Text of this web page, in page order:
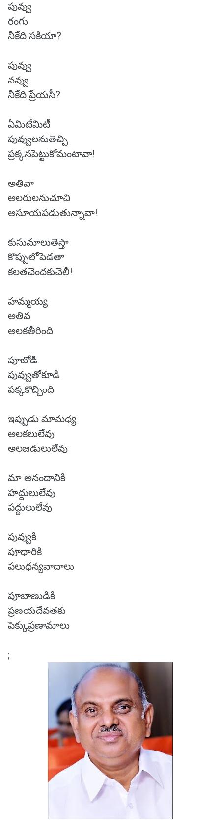
పువ్వు
రంగు
నీకేది సకియా?
పువ్వు
నవ్వు
నీకేది ప్రేయసీ?
ఏమిటేమిటీ
పువ్వులనుతెచ్చి
ప్రక్కనపెట్టుకోమంటావా!
అతివా
అలరులనుచూచి
అసూయపడుతున్నావా!
కుసుమాలుతెస్తా
కొప్పులోపెడతా
కలతచెందకుచెలీ!
హమ్మయ్య
అతివ
అలకతీరింది
పూబోడి
పువ్వుతోకూడి
పక్కకొచ్చింది
ఇప్పుడు మామధ్య
అలకలులేవు
అలజడులులేవు
మా అనందానికి
హద్దులులేవు
పద్దులులేవు
పువ్వుకి
పూధారికి
పలుధన్యవాదాలు
పూబాణుడికి
ప్రణయదేవతకు
పెక్కుప్రణామాలు
;